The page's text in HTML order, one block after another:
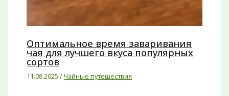
Оптимальное время заваривания
чая для лучшего вкуса популярных
сортов
11.08.2025/Чайные путешествия